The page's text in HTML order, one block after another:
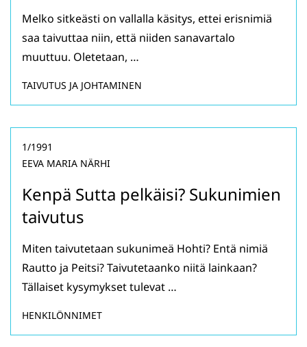
Melko sitkeästi on vallalla käsitys, ettei erisnimiä
saa taivuttaa niin, että niiden sanavartalo
muuttuu. Oletetaan, …
TAIVUTUS JA JOHTAMINEN
Kenpä Sutta pelkäisi? Sukunimien
taivutus
1/1991
EEVA MARIA NÄRHI
Miten taivutetaan sukunimeä Hohti? Entä nimiä
Rautto ja Peitsi? Taivutetaanko niitä lainkaan?
Tällaiset kysymykset tulevat …
HENKILÖNNIMET